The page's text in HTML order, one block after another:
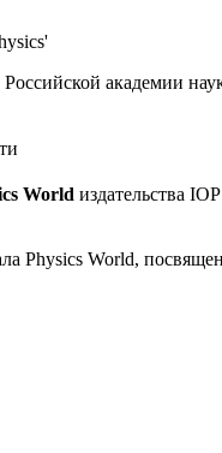
академии
World издательства
Physics World,